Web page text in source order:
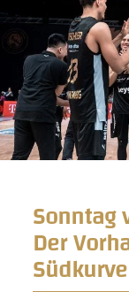
Sonntag
Der